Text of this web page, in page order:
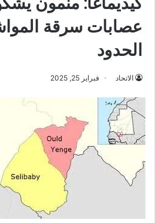
عصابات سرقة
الحدود
الاتحاد فبراير 25, 2025